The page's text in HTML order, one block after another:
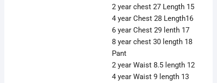
2 year chest 27 Length 15
4 year Chest 28 Length16
6 year Chest 29 lenth 17
8 year chest 30 length 18
Pant
2 year Waist 8.5 length 12
4 year Waist 9 length 13